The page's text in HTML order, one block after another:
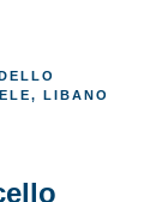
, LIBANO